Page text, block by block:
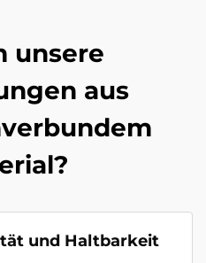
unsere
aus
und Haltbarkeit